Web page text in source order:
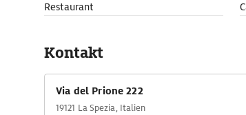
Restaurant
Kontakt
Via del ­Prione 222
19121 La Spezia, Italien